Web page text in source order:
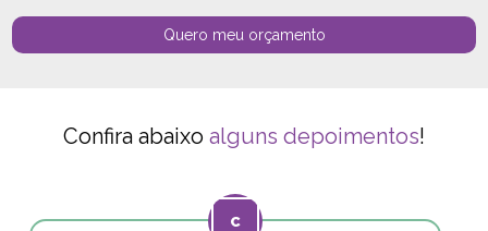
Quero meu orçamento
Confira abaixo alguns depoimentos!